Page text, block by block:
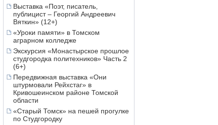
Выставка «Поэт, писатель,
публицист – Георгий Андреевич
Вяткин» (12+)
«Уроки памяти» в Томском
аграрном колледже
Экскурсия «Монастырское прошлое
студгородка политехников» Часть 2
(6+)
Передвижная выставка «Они
штурмовали Рейхстаг» в
Кривошеинском районе Томской
области
«Старый Томск» на пешей прогулке
по Студгородку